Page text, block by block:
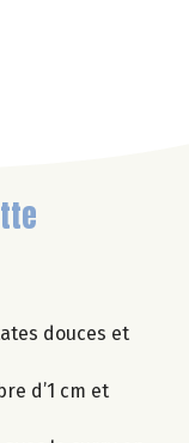
douces et
d’1 cm et